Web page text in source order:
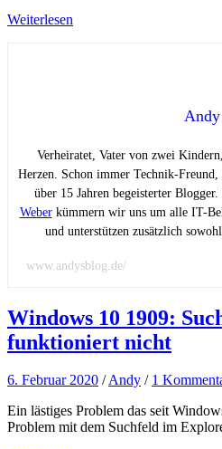
Weiterlesen
Andy
Verheiratet, Vater von zwei
Herzen. Schon immer Technik-
über 15 Jahren begeisterter
Weberkümmern wir uns um alle IT-
und unterstützen zusätzlich
www.andysblog.de/
Windows 10 1909:
funktioniert nicht
6. Februar 2020 /Andy / 1
Ein lästiges Problem das seit
Problem mit dem Suchfeld im